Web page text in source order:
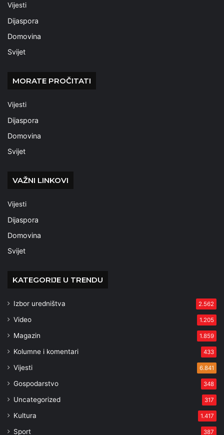
Vijesti
Dijaspora
Domovina
Svijet
MORATE PROČITATI
Vijesti
Dijaspora
Domovina
Svijet
VAŽNI LINKOVI
Vijesti
Dijaspora
Domovina
Svijet
KATEGORIJE U TRENDU
Izbor uredništva 2.562
Video 1.205
Magazin 1.859
Kolumne i komentari 433
Vijesti 6.841
Gospodarstvo 348
Uncategorized 317
Kultura 1.417
Sport 387